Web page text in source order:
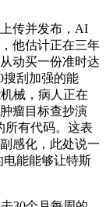
传并发布，AI
他估计正在三年
动买一份准时达
搜刮加强的能
械，病人正在
瘤目标查抄演
所有代码。这表
感化，此处说一
电能能够让特斯